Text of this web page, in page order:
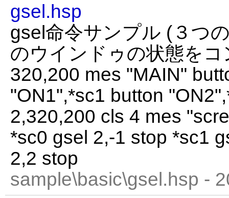
gsel.hsp
gsel命令サンプル (３つ
のウインドゥの状態を
320,200 mes "MAIN"
"ON1",*sc1 button
2,320,200 cls 4 mes
*sc0 gsel 2,-1 stop *sc1
2,2 stop
sample\basic\gsel.hsp -